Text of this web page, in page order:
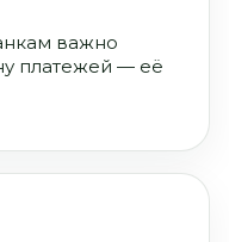
важно
платежей — её